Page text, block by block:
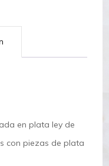
en plata ley de
con piezas de plata